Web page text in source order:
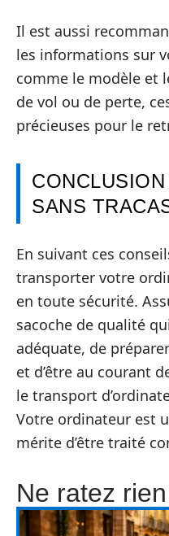
Il est aussi
les informations sur
comme le modèle et
de vol ou de perte,
précieuses pour le
SANS
En suivant ces
transporter votre
en toute sécurité.
sacoche de qualité
adéquate, de
et d’être au courant
le transport
Votre ordinateur est
mérite d’être traité
Ne ratez